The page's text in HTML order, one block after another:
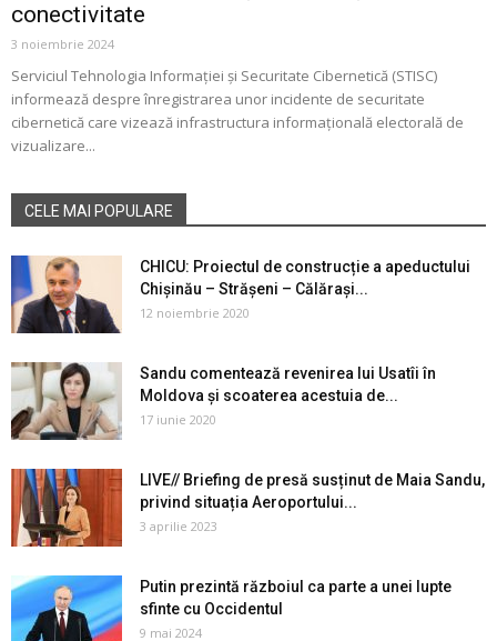
conectivitate
3 noiembrie 2024
Serviciul Tehnologia Informației și Securitate Cibernetică (STISC)
informează despre înregistrarea unor incidente de securitate
cibernetică care vizează infrastructura informațională electorală de
vizualizare...
CELE MAI POPULARE
CHICU: Proiectul de construcție a apeductului
Chișinău – Strășeni – Călărași...
12 noiembrie 2020
Sandu comentează revenirea lui Usatîi în
Moldova și scoaterea acestuia de...
17 iunie 2020
LIVE// Briefing de presă susținut de Maia Sandu,
privind situația Aeroportului...
3 aprilie 2023
Putin prezintă războiul ca parte a unei lupte
sfinte cu Occidentul
9 mai 2024